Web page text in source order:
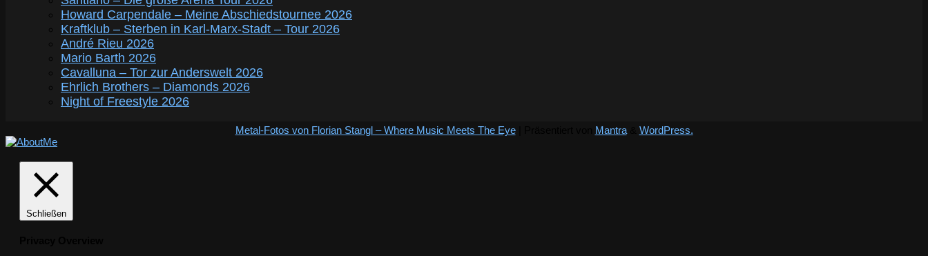
Howard Carpendale – Meine Abschiedstournee 2026
Kraftklub – Sterben in Karl-Marx-Stadt – Tour 2026
André Rieu 2026
Mario Barth 2026
Cavalluna – Tor zur Anderswelt 2026
Ehrlich Brothers – Diamonds 2026
Night of Freestyle 2026
Metal-Fotos von Florian Stangl – Where Music Meets The Eye| Präsentiert von Mantra& WordPress.
Schließen